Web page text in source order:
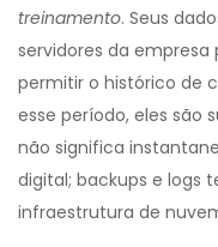
treinamento. Seus
servidores da
permitir o histórico de
esse período, eles são
não significa
digital; backups e logs
infraestrutura de